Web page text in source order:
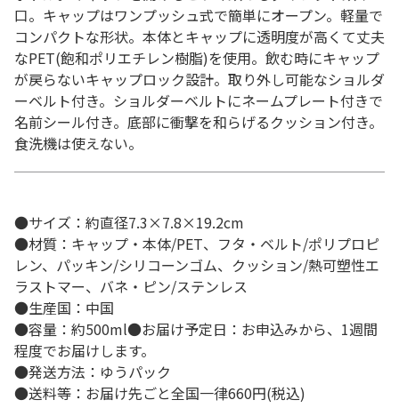
口。キャップはワンプッシュ式で簡単にオープン。軽量で
コンパクトな形状。本体とキャップに透明度が高くて丈夫
なPET(飽和ポリエチレン樹脂)を使用。飲む時にキャップ
が戻らないキャップロック設計。取り外し可能なショルダ
ーベルト付き。ショルダーベルトにネームプレート付きで
名前シール付き。底部に衝撃を和らげるクッション付き。
食洗機は使えない。
●サイズ：約直径7.3×7.8×19.2cm
●材質：キャップ・本体/PET、フタ・ベルト/ポリプロピ
レン、パッキン/シリコーンゴム、クッション/熱可塑性エ
ラストマー、バネ・ピン/ステンレス
●生産国：中国
●容量：約500ml●お届け予定日：お申込みから、1週間
程度でお届けします。
●発送方法：ゆうパック
●送料等：お届け先ごと全国一律660円(税込)